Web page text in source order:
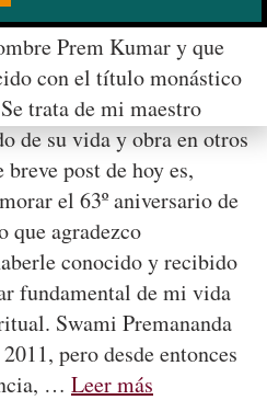
en Sri Lanka, nacía un
Prem Kumar y que
con el título monástico
trata de mi maestro
de su vida y obra en otros
post de hoy es,
el 63º aniversario de
que agradezco
conocido y recibido
fundamental de mi vida
Swami Premananda
pero desde entonces
… Leer más